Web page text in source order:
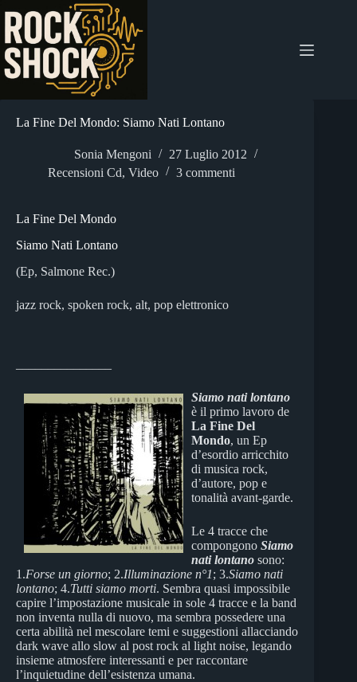
contenuto
La Fine Del Mondo: Siamo Nati Lontano
Sonia Mengoni
27 Luglio 2012
Recensioni Cd, Video 3 commenti
La Fine Del Mondo
Siamo Nati Lontano
(Ep, Salmone Rec.)
jazz rock, spoken rock, alt, pop elettronico
Siamo nati lontano
è il primo lavoro de
La Fine Del
Mondo, un Ep
d’esordio arricchito
di musica rock,
d’autore, pop e
tonalità avant-garde.
Le 4 tracce che
compongono Siamo
nati lontano sono:
1.Forse un giorno; 2.Illuminazione n°1; 3.Siamo nati
lontano; 4.Tutti siamo morti. Sembra quasi impossibile
capire l’impostazione musicale in sole 4 tracce e la band
non inventa nulla di nuovo, ma sembra possedere una
certa abilità nel mescolare temi e suggestioni allacciando
dark wave allo slow al post rock al light noise, legando
insieme atmosfere interessanti e per raccontare
l’inquietudine dell’esistenza umana.